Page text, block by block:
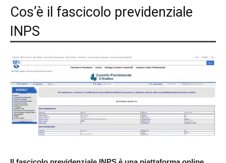
Cos’è il fascicolo previdenziale
INPS